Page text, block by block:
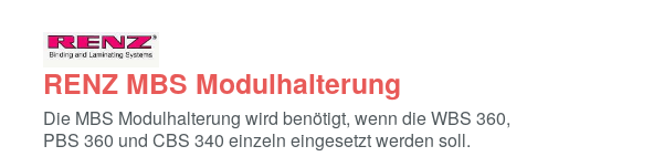
RENZ MBS Modulhalterung
Die MBS Modulhalterung wird benötigt, wenn die WBS 360,
PBS 360 und CBS 340 einzeln eingesetzt werden soll.